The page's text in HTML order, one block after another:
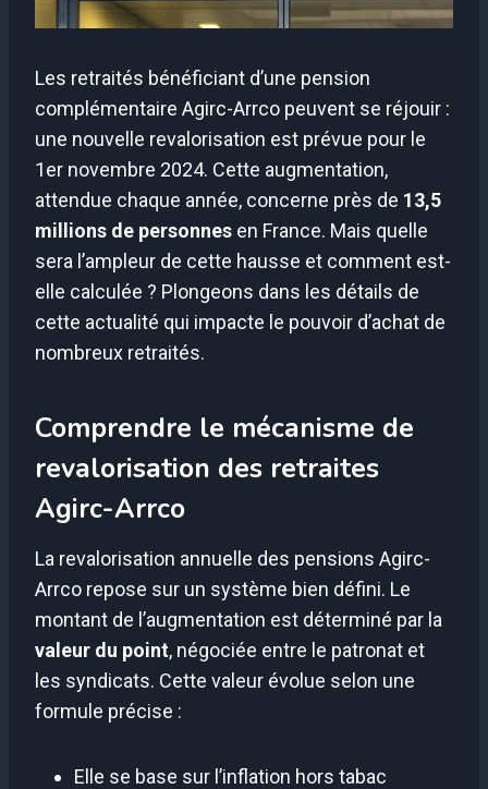
Les retraités bénéficiant d’une pension
complémentaire Agirc-Arrco peuvent se réjouir :
une nouvelle revalorisation est prévue pour le
1er novembre 2024. Cette augmentation,
attendue chaque année, concerne près de 13,5
millions de personnes en France. Mais quelle
sera l’ampleur de cette hausse et comment est-
elle calculée ? Plongeons dans les détails de
cette actualité qui impacte le pouvoir d’achat de
nombreux retraités.
Comprendre le mécanisme de
revalorisation des retraites
Agirc-Arrco
La revalorisation annuelle des pensions Agirc-
Arrco repose sur un système bien défini. Le
montant de l’augmentation est déterminé par la
valeur du point, négociée entre le patronat et
les syndicats. Cette valeur évolue selon une
formule précise :
Elle se base sur l’inflation hors tabac